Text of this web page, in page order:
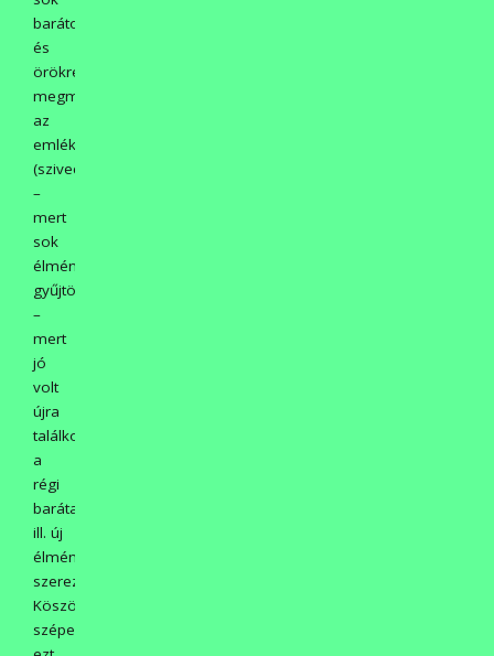
barátot,
és
örökre
megmaradnak
az
emlékek.
(szivecske)
–
mert
sok
élményt
gyűjtöttem,
–
mert
jó
volt
újra
találkozni
a
régi
barátaimmal,
ill. új
élményeket
szerezni.
Köszönöm
szépen